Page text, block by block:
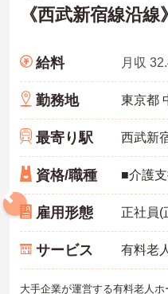
《西武新宿線沿線》
給料
勤務地
最寄り駅
資格/職種
雇用形態 正社員(
サービス 有料老
大手企業が運営する有料老人ホ